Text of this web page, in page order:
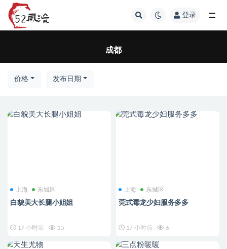
登录
成都
价格 发布日期
上海 东城区
白貌美大长腿小姐姐
17 小时前 15
上海 东城区
莞式毒龙少妇服务多多
17 小时前 6